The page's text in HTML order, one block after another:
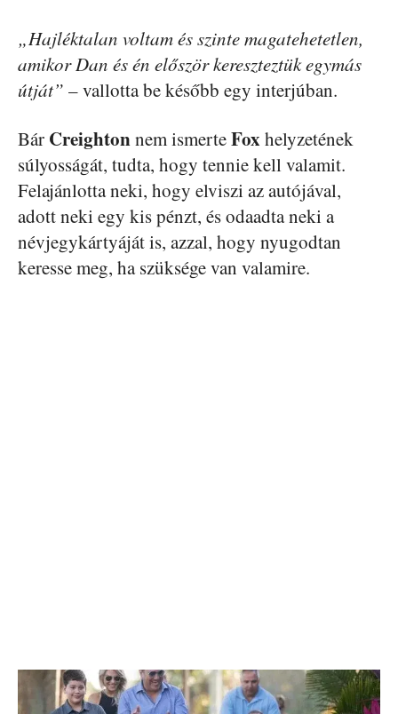
„Hajléktalan voltam és szinte magatehetetlen,
amikor Dan és én először kereszteztük egymás
útját” – vallotta be később egy interjúban.
Bár Creightonnem ismerteFox helyzetének
súlyosságát, tudta, hogy tennie kell valamit.
Felajánlotta neki, hogy elviszi az autójával,
adott neki egy kis pénzt, és odaadta neki a
névjegykártyáját is, azzal, hogy nyugodtan
keresse meg, ha szüksége van valamire.